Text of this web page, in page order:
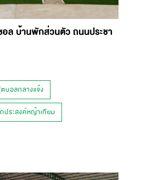
ล บ้านพักส่วนตัว ถนนประชา
บอลกลางแจ้ง
ระสงค์หญ้าเทียม